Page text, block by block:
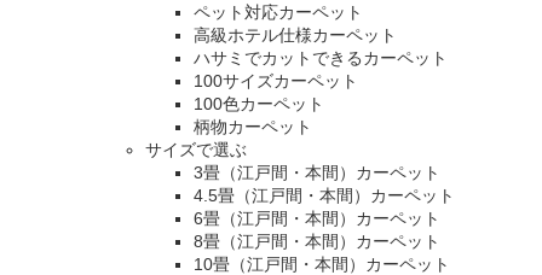
ペット対応カーペット
高級ホテル仕様カーペット
ハサミでカットできるカーペット
100サイズカーペット
100色カーペット
柄物カーペット
サイズで選ぶ
3畳（江戸間・本間）カーペット
4.5畳（江戸間・本間）カーペット
6畳（江戸間・本間）カーペット
8畳（江戸間・本間）カーペット
10畳（江戸間・本間）カーペット